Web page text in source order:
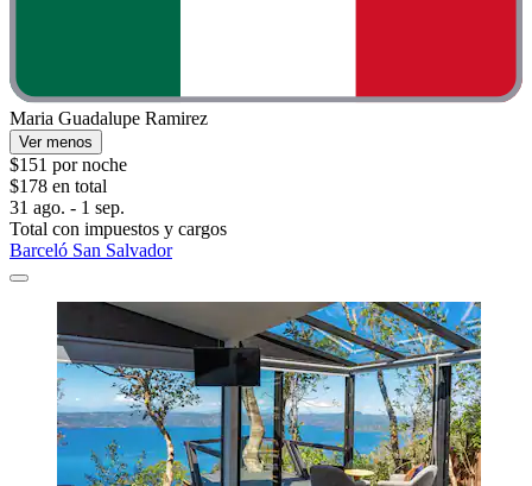
Maria Guadalupe Ramirez
Ver menos
$151 por noche
$178 en total
31 ago. - 1 sep.
Total con impuestos y cargos
Barceló San Salvador